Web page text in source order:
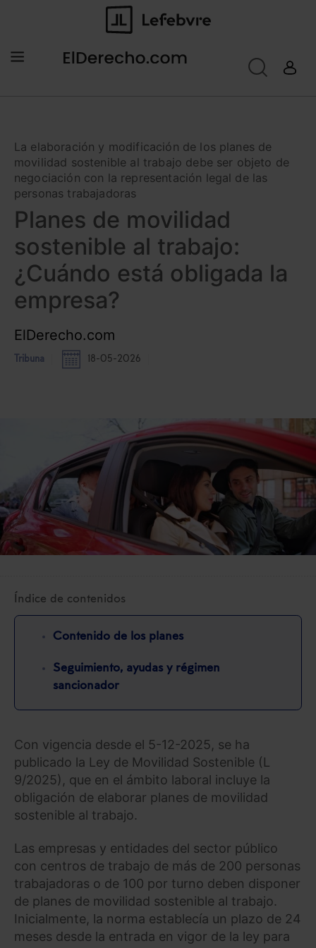
La elaboración y modificación de los planes de
movilidad sostenible al trabajo debe ser objeto de
negociación con la representación legal de las
personas trabajadoras
Planes de movilidad
sostenible al trabajo:
¿Cuándo está obligada la
empresa?
ElDerecho.com
Tribuna 18-05-2026
Índice de contenidos
Contenido de los planes
Seguimiento, ayudas y régimen
sancionador
Con vigencia desde el 5-12-2025, se ha
publicado la Ley de Movilidad Sostenible (L
9/2025), que en el ámbito laboral incluye la
obligación de elaborar planes de movilidad
sostenible al trabajo.
Las empresas y entidades del sector público
con centros de trabajo de más de 200 personas
trabajadoras o de 100 por turno deben disponer
de planes de movilidad sostenible al trabajo.
Inicialmente, la norma establecía un plazo de 24
meses desde la entrada en vigor de la ley para